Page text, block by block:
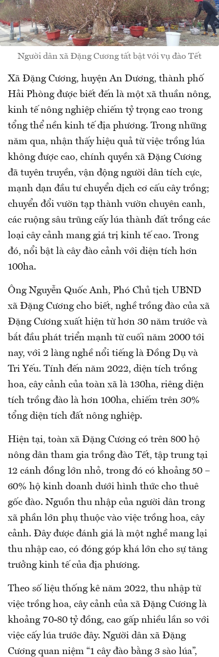
Người dân xã Đặng Cương tất bật với vụ đào Tết
Xã Đặng Cương, huyện An Dương, thành phố
Hải Phòng được biết đến là một xã thuần nông,
kinh tế nông nghiệp chiếm tỷ trọng cao trong
tổng thể nền kinh tế địa phương. Trong những
năm qua, nhận thấy hiệu quả từ việc trồng lúa
không được cao, chính quyền xã Đặng Cương
đã tuyên truyền, vận động người dân tích cực,
mạnh dạn đầu tư chuyển dịch cơ cấu cây trồng;
chuyển đổi vườn tạp thành vườn chuyên canh,
các ruộng sâu trũng cấy lúa thành đất trồng các
loại cây cảnh mang giá trị kinh tế cao. Trong
đó, nổi bật là cây đào cảnh với diện tích hơn
100ha.
Ông Nguyễn Quốc Anh, Phó Chủ tịch UBND
xã Đặng Cương cho biết, nghề trồng đào của xã
Đặng Cương xuất hiện từ hơn 30 năm trước và
bắt đầu phát triển mạnh từ cuối năm 2000 tới
nay, với 2 làng nghề nổi tiếng là Đồng Dụ và
Tri Yếu. Tính đến năm 2022, diện tích trồng
hoa, cây cảnh của toàn xã là 130ha, riêng diện
tích trồng đào là hơn 100ha, chiếm trên 30%
tổng diện tích đất nông nghiệp.
Hiện tại, toàn xã Đặng Cương có trên 800 hộ
nông dân tham gia trồng đào Tết, tập trung tại
12 cánh đồng lớn nhỏ, trong đó có khoảng 50 –
60% hộ kinh doanh dưới hình thức cho thuê
gốc đào. Nguồn thu nhập của người dân trong
xã phần lớn phụ thuộc vào việc trồng hoa, cây
cảnh. Đây được đánh giá là một nghề mang lại
thu nhập cao, có đóng góp khá lớn cho sự tăng
trưởng kinh tế của địa phương.
Theo số liệu thống kê năm 2022, thu nhập từ
việc trồng hoa, cây cảnh của xã Đặng Cương là
khoảng 70-80 tỷ đồng, cao gấp nhiều lần so với
việc cấy lúa trước đây. Người dân xã Đặng
Cương quan niệm “1 cây đào bằng 3 sào lúa”,